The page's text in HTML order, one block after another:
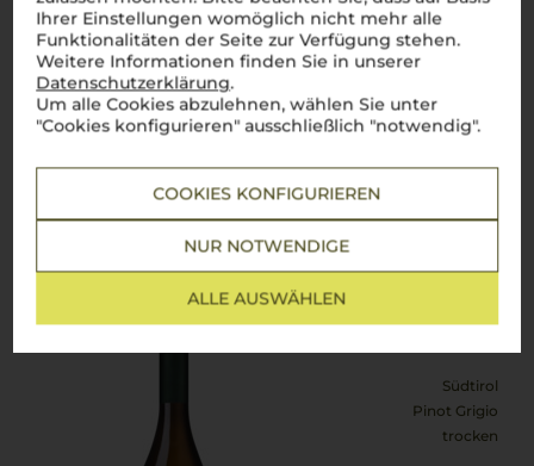
Ihrer Einstellungen womöglich nicht mehr alle
Funktionalitäten der Seite zur Verfügung stehen.
Weitere Informationen finden Sie in unserer
Datenschutzerklärung.
Um alle Cookies abzulehnen, wählen Sie unter
"Cookies konfigurieren" ausschließlich "notwendig".
COOKIES KONFIGURIEREN
NUR NOTWENDIGE
ALLE AUSWÄHLEN
€ 6,99
pro Flasche (0.75l),
Lebensmittel­angaben
Terlan Pinot Grigio Late Release
Südtirol
Pinot Grigio
trocken